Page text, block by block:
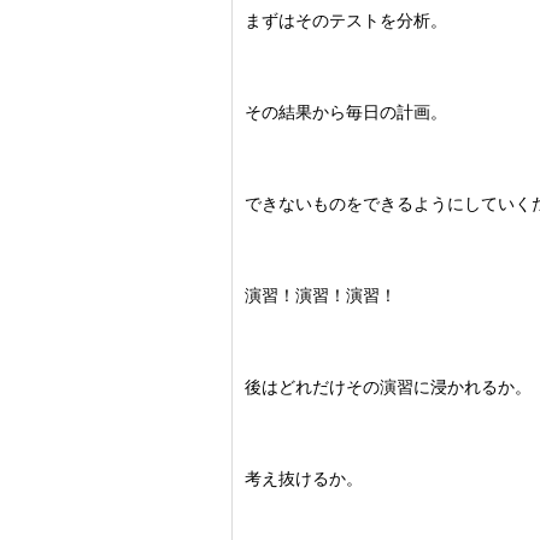
まずはそのテストを分析。
その結果から毎日の計画。
できないものをできるようにしていく
演習！演習！演習！
後はどれだけその演習に浸かれるか。
考え抜けるか。